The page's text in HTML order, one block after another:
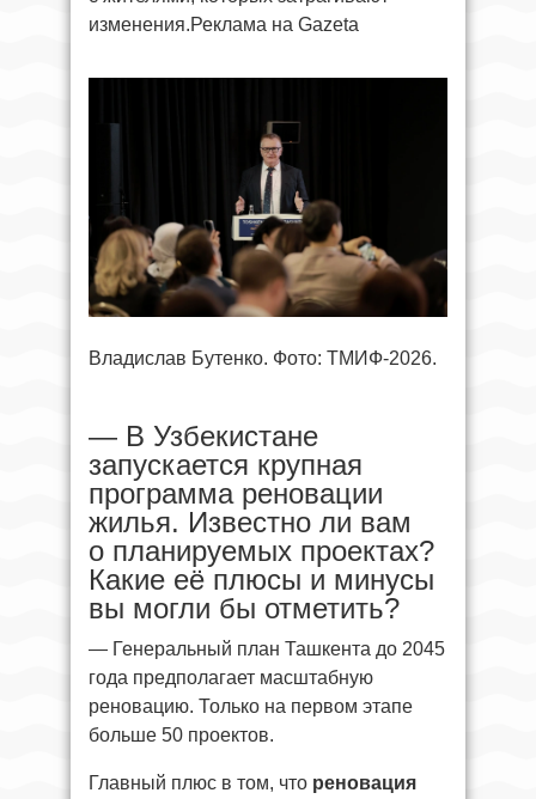
изменения.Реклама на Gazeta
Владислав Бутенко. Фото: ТМИФ-2026.
— В Узбекистане
запускается крупная
программа реновации
жилья. Известно ли вам
о планируемых проектах?
Какие её плюсы и минусы
вы могли бы отметить?
— Генеральный план Ташкента до 2045
года предполагает масштабную
реновацию. Только на первом этапе
больше 50 проектов.
Главный плюс в том, что реновация